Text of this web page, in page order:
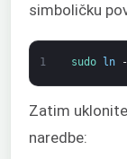
simboličku
1 sudo ln -
Zatim
naredbe: